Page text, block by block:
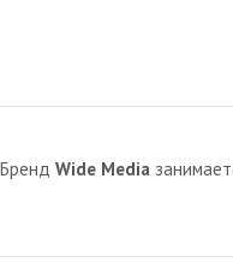
Бренд Wide Media